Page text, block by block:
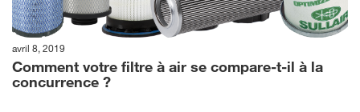
avril 8, 2019
Comment votre filtre à air se compare-t-il à la
concurrence ?